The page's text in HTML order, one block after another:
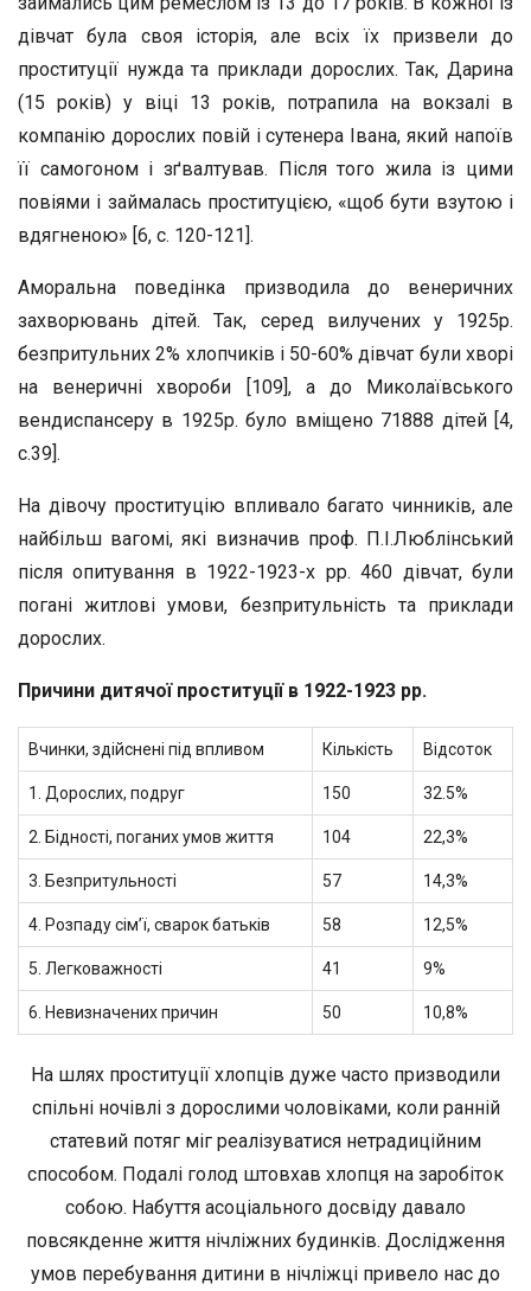
дівчат була своя історія, але всіх їх призвели до
проституції нужда та приклади дорослих. Так, Дарина
(15 років) у віці 13 років, потрапила на вокзалі в
компанію дорослих повій і сутенера Івана, який напоїв
її самогоном і зґвалтував. Після того жила із цими
повіями і займалась проституцією, «щоб бути взутою і
вдягненою» [6, с. 120-121].
Аморальна поведінка призводила до венеричних
захворювань дітей. Так, серед вилучених у 1925р.
безпритульних 2% хлопчиків і 50-60% дівчат були хворі
на венеричні хвороби [109], а до Миколаївського
вендиспансеру в 1925р. було вміщено 71888 дітей [4,
с.39].
На дівочу проституцію впливало багато чинників, але
найбільш вагомі, які визначив проф. П.І.Люблінський
після опитування в 1922-1923-х рр. 460 дівчат, були
погані житлові умови, безпритульність та приклади
дорослих.
Причини дитячої проституції в 1922-1923 рр.
Вчинки, здійснені під впливом Кількість Відсоток
1. Дорослих, подруг 150 32.5%
2. Бідності, поганих умов життя 104 22,3%
3. Безпритульності 57 14,3%
4. Розпаду сім’ї, сварок батьків 58 12,5%
5. Легковажності 41 9%
6. Невизначених причин 50 10,8%
На шлях проституції хлопців дуже часто призводили
спільні ночівлі з дорослими чоловіками, коли ранній
статевий потяг міг реалізуватися нетрадиційним
способом. Подалі голод штовхав хлопця на заробіток
собою. Набуття асоціального досвіду давало
повсякденне життя нічліжних будинків. Дослідження
умов перебування дитини в нічліжці привело нас до